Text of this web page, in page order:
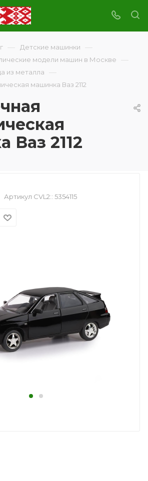
— Детские машинки —
модели машин в Москве —
из металла —
машинка Ваз 2112
Ваз 2112
Артикул CVL2:: 5354115